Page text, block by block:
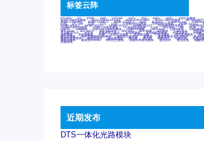
标签云阵
6Tx6Rx 8T 8T8R 24R 24T24R 24Tx 25G 48Rx 48Tx 100G光模块
400G OSFP光模块 400G QSFP112 DR4 800G DR8 OSFP 800G OSFP光模块 AD7606国产
AFBR-57B4APZ AFBR-1528CZ AFBR-2528CZ AOC Bypass Camera Link CWDM
DAS DC~4M DSS DTS DVS GYMB光纤连接器 GYM光纤连接器 HFBR-1531Z
HFBR-4501Z HFBR-4503Z HFBR-4511Z HFBR-4513Z J599A6光纤连接器 J599A8光
J599MT光纤连接器 J599Ⅰ光电连接器 LC超短型光模块 LGA Mini SAS MT POB
QSFP+ QSFP28 QSFP28 100G光模块 QSFP28笼座 QSFP 40G QSFP笼座 RP连接器
SFF-8436 SFF-8472 SFF-8654 4i SFP 10G SFP MSA SFP笼座 Z-BLOCK 万兆交换
光切换仪OLP 光开关 光模块笼子座子 光电探测器 光电编码器模块 光电连接器 光端机
光纤跳线 光纤连接器 光耦 全国产交换机 军品级光耦 千兆交换机 国产化光模块 射
微型光模块 微型可插拔BGA光模块 微型波分复用器 探测器 收发模块光学引擎组件 机架式
模拟光发射模块 模拟光器件 波分复用器 测试版 激光器 特种光纤 特种光缆 百兆交
相机光模块 紧凑型DWDM 网管型交换机 表贴式单路光模块 通信光纤 通信光缆 铌酸锂
高速线缆
近期发布
DTS一体化光路模块